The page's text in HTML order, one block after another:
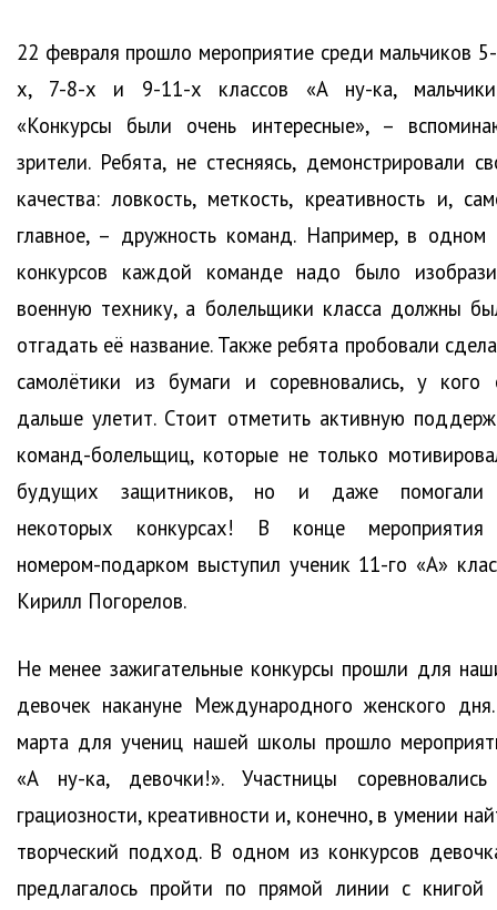
22 февраля прошло мероприятие среди мальчиков
х, 7-8-х и 9-11-х классов «А ну-ка,
«Конкурсы были очень интересные», –
зрители. Ребята, не стесняясь, демонстрировали
качества: ловкость, меткость, креативность и,
главное, – дружность команд. Например, в одном
конкурсов каждой команде надо было
военную технику, а болельщики класса должны
отгадать её название. Также ребята пробовали
самолётики из бумаги и соревновались, у кого
дальше улетит. Стоит отметить активную
команд-болельщиц, которые не только
будущих защитников, но и даже
некоторых конкурсах! В конце
номером-подарком выступил ученик 11-го «А»
Кирилл Погорелов.
Не менее зажигательные конкурсы прошли для
девочек накануне Международного женского
марта для учениц нашей школы прошло
«А ну-ка, девочки!». Участницы
грациозности, креативности и, конечно, в умении
творческий подход. В одном из конкурсов
предлагалось пройти по прямой линии с книгой